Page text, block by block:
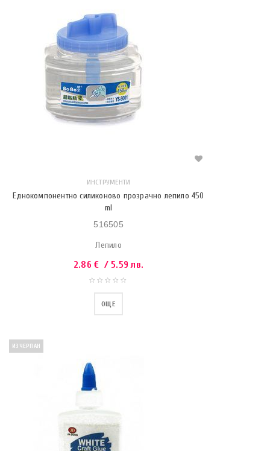
ИНСТРУМЕНТИ
Еднокомпонентно силиконово прозрачно лепило 450
ml
516505
Лепило
2.86€ / 5.59 лв.
ОЩЕ
ИЗЧЕРПАН